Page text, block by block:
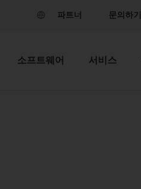
파트너 문의하기
소프트웨어 서비스